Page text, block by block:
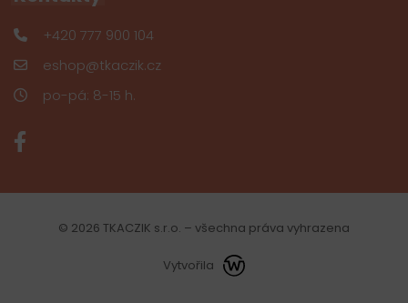
+420 777 900 104
eshop@tkaczik.cz
po-pá: 8-15 h.
© 2026 TKACZIK s.r.o. – všechna práva vyhrazena
Vytvořila